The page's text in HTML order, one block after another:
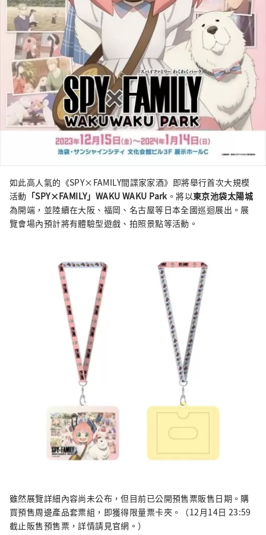
如此高人氣的《SPY×FAMILY間諜家家酒》即將舉行首次大規模
活動 「SPY×FAMILY」WAKU WAKU Park 。將以東京池袋太陽城
為開端，並陸續在大阪、福岡、名古屋等日本全國巡迴展出。展
覽會場內預計將有體驗型遊戲、拍照景點等活動。
雖然展覽詳細內容尚未公布，但目前已公開預售票販售日期。購
買預售周邊產品套票組，即獲得限量票卡夾。（12月14日 23:59
截止販售預售票，詳情請見官網。）